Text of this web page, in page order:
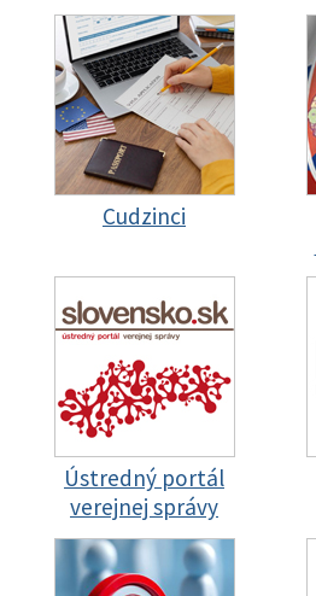
Cudzinci
Ústredný portál
verejnej správy